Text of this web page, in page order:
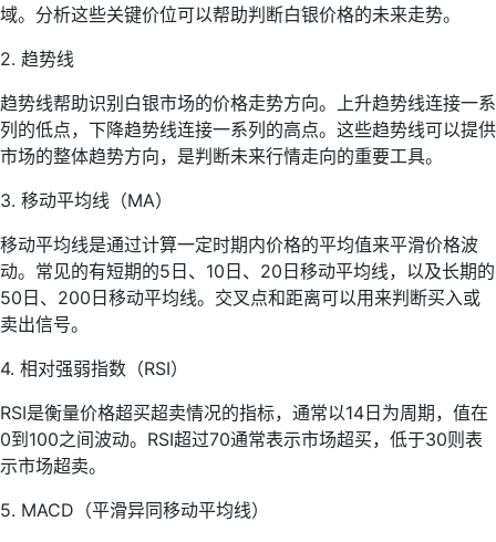
域。分析这些关键价位可以帮助判断白银价格的未来走势。
2. 趋势线
趋势线帮助识别白银市场的价格走势方向。上升趋势线连接一系
列的低点，下降趋势线连接一系列的高点。这些趋势线可以提供
市场的整体趋势方向，是判断未来行情走向的重要工具。
3. 移动平均线（MA）
移动平均线是通过计算一定时期内价格的平均值来平滑价格波
动。常见的有短期的5日、10日、20日移动平均线，以及长期的
50日、200日移动平均线。交叉点和距离可以用来判断买入或
卖出信号。
4. 相对强弱指数（RSI）
RSI是衡量价格超买超卖情况的指标，通常以14日为周期，值在
0到100之间波动。RSI超过70通常表示市场超买，低于30则表
示市场超卖。
5. MACD（平滑异同移动平均线）